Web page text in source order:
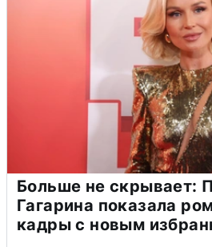
Больше не скрывает:
Гагарина показала
кадры с новым